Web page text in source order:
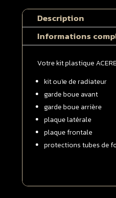
250
RMZ
-
2018
complet
Description
Informations
Votre kit plastique
kit ouïe de radiateur
garde boue avant
garde boue arrière
plaque latérale
plaque frontale
protections tubes de